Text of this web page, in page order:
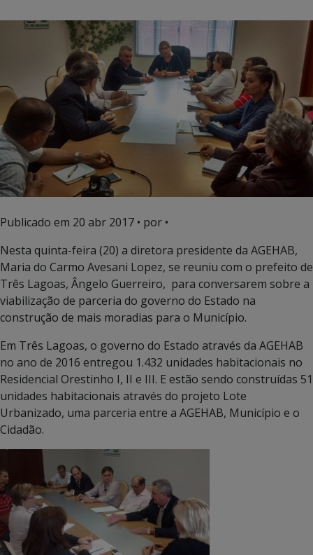
Publicado em 20 abr 2017 • por •
Nesta quinta-feira (20) a diretora presidente da AGEHAB,
Maria do Carmo Avesani Lopez, se reuniu com o prefeito de
Três Lagoas, Ângelo Guerreiro, para conversarem sobre a
viabilização de parceria do governo do Estado na
construção de mais moradias para o Município.
Em Três Lagoas, o governo do Estado através da AGEHAB
no ano de 2016 entregou 1.432 unidades habitacionais no
Residencial Orestinho I, II e III. E estão sendo construídas 51
unidades habitacionais através do projeto Lote
Urbanizado, uma parceria entre a AGEHAB, Município e o
Cidadão.